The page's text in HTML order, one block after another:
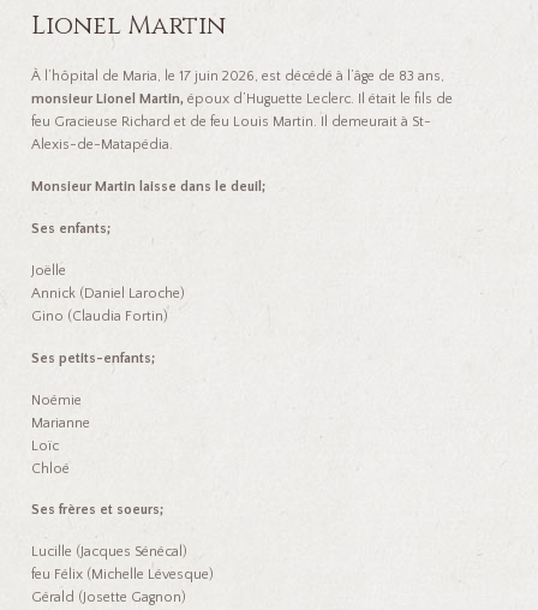
t
ail p
y
Li
nk
b
o
o
k
n
ge
r
ge
Lionel Martin
À l’hôpital de Maria, le 17 juin 2026, est décédé à l’âge de 83 ans,
monsieur Lionel Martin, époux d’Huguette Leclerc. Il était le fils de
feu Gracieuse Richard et de feu Louis Martin. Il demeurait à St-
Alexis-de-Matapédia.
Monsieur Martin laisse dans le deuil;
Ses enfants;
Joë lle
Annick (Daniel Laroche)
Gino (Claudia Fortin)
Ses petits-enfants;
Noémie
Marianne
Loïc
Chloé
Ses frères et soeurs;
Lucille (Jacques Sénécal)
feu Félix (Michelle Lévesque)
Gérald (Josette Gagnon)